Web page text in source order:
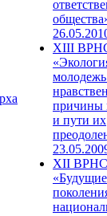
XIII
причины
и пути их
XII ВРНС
«Будущие